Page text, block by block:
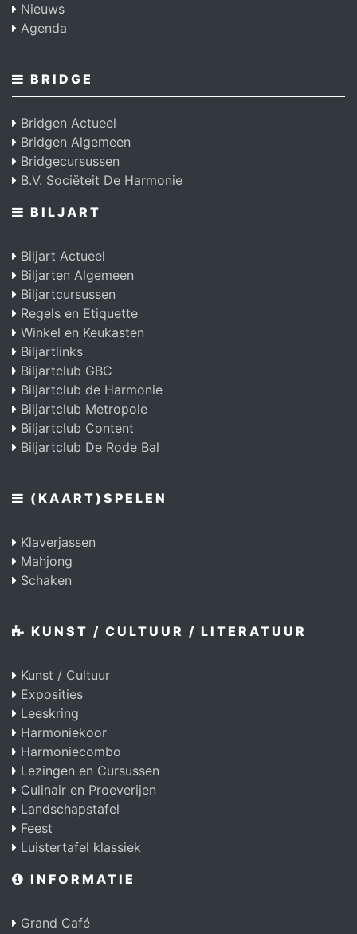
Nieuws
Agenda
BRIDGE
Bridgen Actueel
Bridgen Algemeen
Bridgecursussen
B.V. Sociëteit De Harmonie
BILJART
Biljart Actueel
Biljarten Algemeen
Biljartcursussen
Regels en Etiquette
Winkel en Keukasten
Biljartlinks
Biljartclub GBC
Biljartclub de Harmonie
Biljartclub Metropole
Biljartclub Content
Biljartclub De Rode Bal
(KAART)SPELEN
Klaverjassen
Mahjong
Schaken
KUNST / CULTUUR / LITERATUUR
Kunst / Cultuur
Exposities
Leeskring
Harmoniekoor
Harmoniecombo
Lezingen en Cursussen
Culinair en Proeverijen
Landschapstafel
Feest
Luistertafel klassiek
INFORMATIE
Grand Café